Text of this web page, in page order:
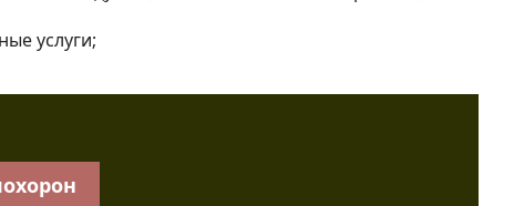
услуги;